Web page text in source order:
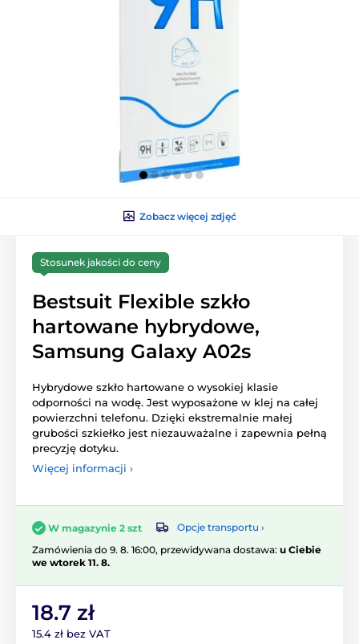
Zobacz więcej zdjęć
Stosunek jakości do ceny
Bestsuit Flexible szkło
hartowane hybrydowe,
Samsung Galaxy A02s
Hybrydowe szkło hartowane o wysokiej klasie
odporności na wodę. Jest wyposażone w klej na całej
powierzchni telefonu. Dzięki ekstremalnie małej
grubości szkiełko jest niezauważalne i zapewnia pełną
precyzję dotyku.
Więcej informacji ›
W magazynie 2 szt
Opcje transportu ›
Zamówienia do 9. 8. 16:00, przewidywana dostawa: u Ciebie
we wtorek 11. 8.
18.7 zł
15.4 zł bez VAT